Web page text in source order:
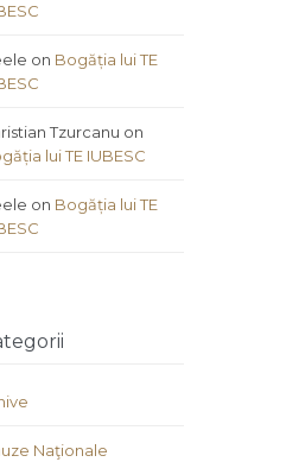
on Bogăția lui TE
Tzurcanu on
lui TE IUBESC
on Bogăția lui TE
Naţionale